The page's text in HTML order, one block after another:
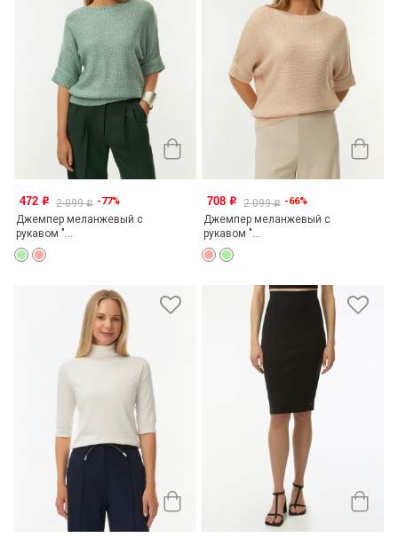
472 o 2 099o -77%
Джемпер меланжевый с
рукавом "...
708 o 2 099o -66%
Джемпер меланжевый с
рукавом "...